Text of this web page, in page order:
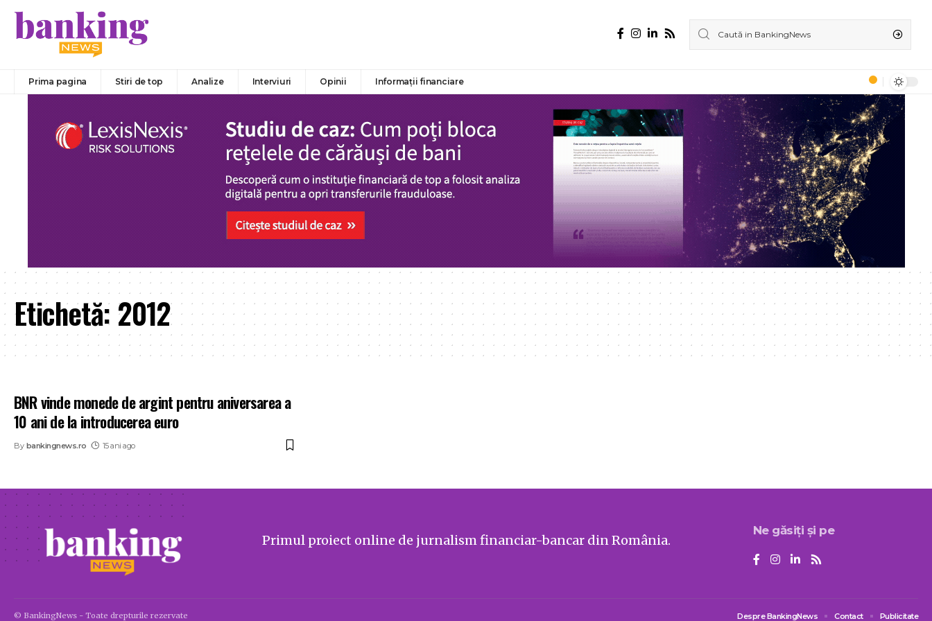
Prima pagina Stiri de top Analize Interviuri Opinii Informații financiare
Etichetă: 2012
BNR vinde monede de argint pentru aniversarea a
10 ani de la introducerea euro
By bankingnews.ro 15 ani ago
Primul proiect online de jurnalism financiar-bancar din România.
Ne găsiți și pe
© BankingNews - Toate drepturile rezervate Despre BankingNews Contact Publicitate